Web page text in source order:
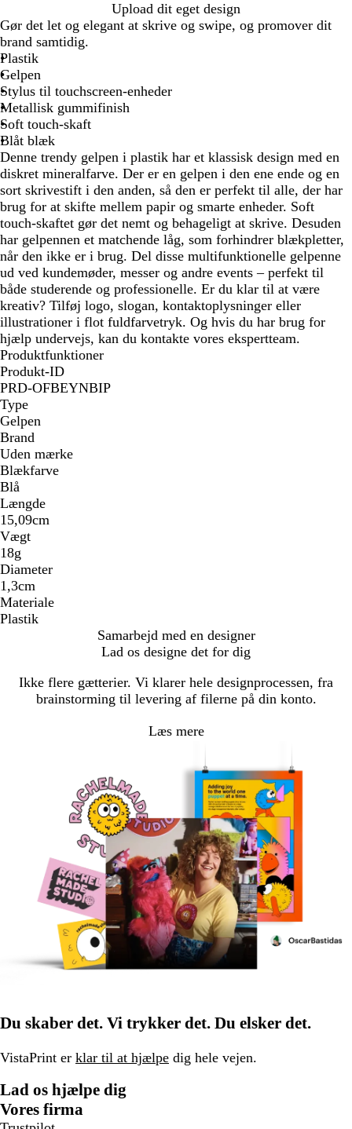
ø
l
v
f
a
r
v
e
t
u
l
d
f
a
r
v
e
t
e
v
o
l
v
e
r
m
e
t
a
l
ø
d
g
u
l
d
f
a
r
v
e
t
Upload dit eget design
Gør det let og elegant at skrive og swipe, og promover dit
brand samtidig.
Plastik
Gelpen
Stylus til touchscreen-enheder
Metallisk gummifinish
Soft touch-skaft
Blåt blæk
Denne trendy gelpen i plastik har et klassisk design med en
diskret mineralfarve. Der er en gelpen i den ene ende og en
sort skrivestift i den anden, så den er perfekt til alle, der har
brug for at skifte mellem papir og smarte enheder. Soft
touch-skaftet gør det nemt og behageligt at skrive. Desuden
har gelpennen et matchende låg, som forhindrer blækpletter,
når den ikke er i brug. Del disse multifunktionelle gelpenne
ud ved kundemøder, messer og andre events – perfekt til
både studerende og professionelle. Er du klar til at være
kreativ? Tilføj logo, slogan, kontaktoplysninger eller
illustrationer i flot fuldfarvetryk. Og hvis du har brug for
hjælp undervejs, kan du kontakte vores ekspertteam.
Produktfunktioner
Produkt-ID
PRD-OFBEYNBIP
Type
Gelpen
Brand
Uden mærke
Blækfarve
Blå
Længde
15,09cm
Vægt
18g
Diameter
1,3cm
Materiale
Plastik
Samarbejd med en designer
Lad os designe det for dig
Ikke flere gætterier. Vi klarer hele designprocessen, fra
brainstorming til levering af filerne på din konto.
Læs mere
Du skaber det. Vi trykker det. Du elsker det.
VistaPrint er klar til at hjælpe dig hele vejen.
Lad os hjælpe dig
Vores firma